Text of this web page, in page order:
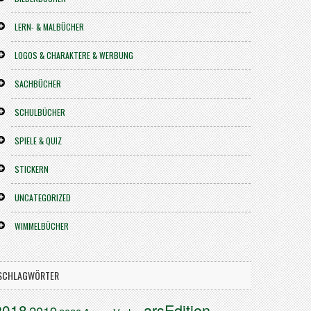
LERN- & MALBÜCHER
LOGOS & CHARAKTERE & WERBUNG
SACHBÜCHER
SCHULBÜCHER
SPIELE & QUIZ
STICKERN
UNCATEGORIZED
WIMMELBÜCHER